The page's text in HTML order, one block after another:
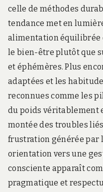
celle de méthodes
tendance met en
alimentation équilibrée
le bien-être plutôt que
et éphémères. Plus
adaptées et les
reconnues comme les
du poids véritablement
montée des troubles
frustration générée par
orientation vers une
consciente apparaît
pragmatique et